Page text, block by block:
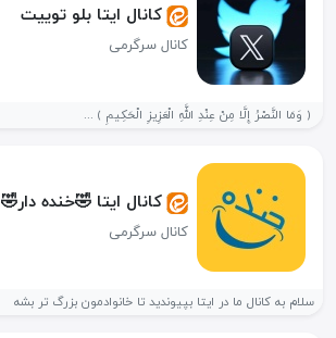
کانال ایتا بلو توییت
کانال سرگرمی
‏⁧ ‌‏﴿ وَمَا النَّصْرُ إِلَّا مِنْ عِنْدِ اللَّهِ الْعَزِيزِ الْحَكِيمِ ﴾ ‏...
کانال ایتا 🤣خنده دار🤣
کانال سرگرمی
سلام به کانال ما در ایتا بپیوندید تا خانوادمون بزرگ تر بشه